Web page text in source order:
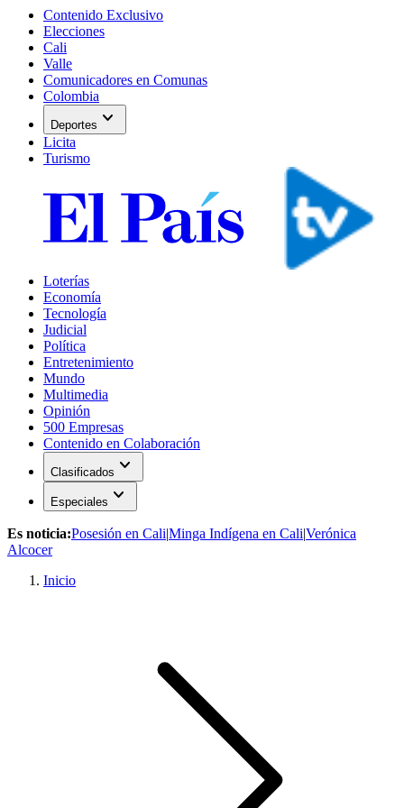
Contenido Exclusivo
Elecciones
Cali
Valle
Comunicadores en Comunas
Colombia
Deportes expand_more
Licita
Turismo
Loterías
Economía
Tecnología
Judicial
Política
Entretenimiento
Mundo
Multimedia
Opinión
500 Empresas
Contenido en Colaboración
Clasificados expand_more
Especiales expand_more
Es noticia:Posesión en Cali|Minga Indígena en Cali|Verónica
Alcocer
Inicio